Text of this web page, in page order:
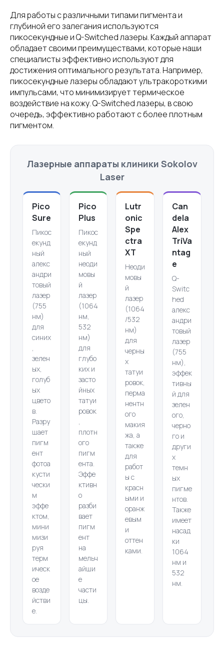
Для работы с различными типами пигмента и
глубиной его залегания используются
пикосекундные и Q-Switched лазеры. Каждый аппарат
обладает своими преимуществами, которые наши
специалисты эффективно используют для
достижения оптимального результата. Например,
пикосекундные лазеры обладают ультракороткими
импульсами, что минимизирует термическое
воздействие на кожу. Q-Switched лазеры, в свою
очередь, эффективно работают с более плотным
пигментом.
Лазерные аппараты клиники Sokolov
Laser
Pico
Sure
Пикос
екунд
ный
алекс
андри
товый
лазер
(755
нм)
для
синих
,
зелен
ых,
голуб
ых
цвето
в.
Разру
шает
пигм
ент
фотоа
кусти
чески
м
эффе
ктом,
мини
мизи
руя
терм
ическ
ое
возде
йстви
е.
Pico
Plus
Пикос
екунд
ный
неоди
мовы
й
лазер
(1064
нм,
532
нм)
для
глубо
ких и
засто
йных
татуи
ровок
,
плотн
ого
пигм
ента.
Эффе
ктивн
о
разби
вает
пигм
ент
на
мельч
айши
е
части
цы.
Lutr
onic
Spe
ctra
XT
Неоди
мовы
й
лазер
(1064
/532
нм)
для
черны
х
татуи
ровок,
перма
нентн
ого
макия
жа, а
также
для
работ
ы с
красн
ыми и
оранж
евым
и
оттен
ками.
Can
dela
Alex
TriVa
ntag
e
Q-
Switc
hed
алекс
андри
товый
лазер
(755
нм),
эффек
тивны
й для
зелен
ого,
черно
го и
други
х
темн
ых
пигме
нтов.
Также
имеет
насад
ки
1064
нм и
532
нм.